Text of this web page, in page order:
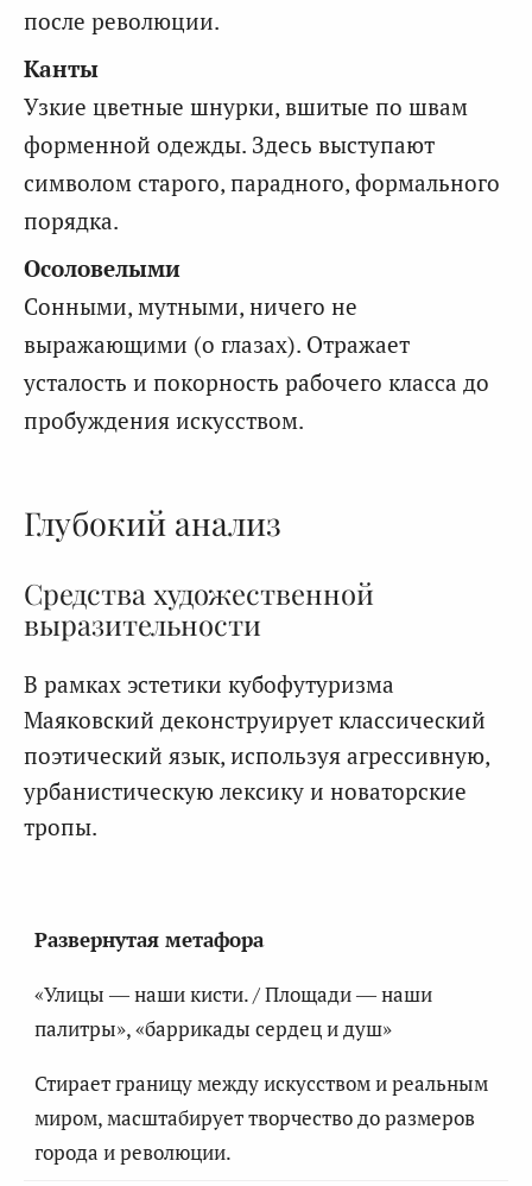
после революции.
Канты
Узкие цветные шнурки, вшитые по швам
форменной одежды. Здесь выступают
символом старого, парадного, формального
порядка.
Осоловелыми
Сонными, мутными, ничего не
выражающими (о глазах). Отражает
усталость и покорность рабочего класса до
пробуждения искусством.
Глубокий анализ
Средства художественной
выразительности
В рамках эстетики кубофутуризма
Маяковский деконструирует классический
поэтический язык, используя агрессивную,
урбанистическую лексику и новаторские
тропы.
Развернутая метафора
«Улицы — наши кисти. / Площади — наши
палитры», «баррикады сердец и душ»
Стирает границу между искусством и реальным
миром, масштабирует творчество до размеров
города и революции.